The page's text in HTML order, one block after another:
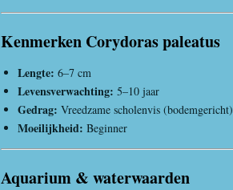
Kenmerken Corydoras paleatus
Lengte: 6–7 cm
Levensverwachting: 5–10 jaar
Gedrag: Vreedzame scholenvis (bodemgericht)
Moeilijkheid: Beginner
Aquarium & waterwaarden